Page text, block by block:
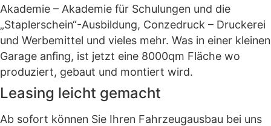
Akademie – Akademie für Schulungen und die
„Staplerschein“-Ausbildung, Conzedruck – Druckerei
und Werbemittel und vieles mehr. Was in einer kleinen
Garage anfing, ist jetzt eine 8000qm Fläche wo
produziert, gebaut und montiert wird.
Leasing leicht gemacht
Ab sofort können Sie Ihren Fahrzeugausbau bei uns